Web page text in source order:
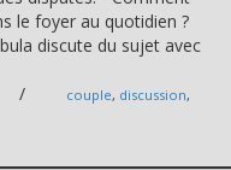
le foyer au quotidien ?
discute du sujet avec
/ couple, discussion,